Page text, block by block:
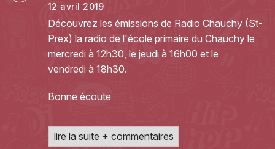
12 avril 2019
Découvrez les émissions de Radio Chauchy (St-
Prex) la radio de l'école primaire du Chauchy le
mercredi à 12h30, le jeudi à 16h00 et le
vendredi à 18h30.
Bonne écoute
lire la suite + commentaires